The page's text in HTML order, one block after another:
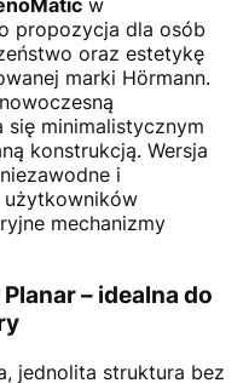
propozycja dla osób
oraz estetykę
marki Hörmann.
się minimalistycznym
konstrukcją. Wersja
i
użytkowników
mechanizmy
– idealna do
jednolita struktura bez